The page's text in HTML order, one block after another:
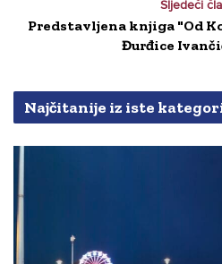
Sljedeći
Predstavljena knjiga "Od
Đurđice
Najčitanije iz iste